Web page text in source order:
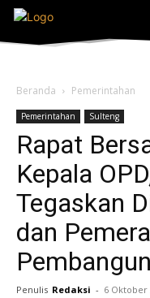
Beranda Pemerintahan
Pemerintahan Sulteng
Rapat
Kepala
Tegaskan
dan
Penulis Redaksi - 6 Oktober